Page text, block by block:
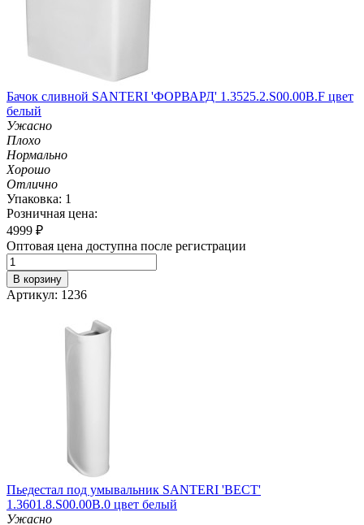
Бачок сливной SANTERI 'ФОРВАРД' 1.3525.2.S00.00B.F цвет
белый
Ужасно
Плохо
Нормально
Хорошо
Отлично
Упаковка: 1
Розничная цена:
4999 ₽
Оптовая цена доступна после регистрации
В корзину
Артикул: 1236
Пьедестал под умывальник SANTERI 'ВЕСТ'
1.3601.8.S00.00B.0 цвет белый
Ужасно